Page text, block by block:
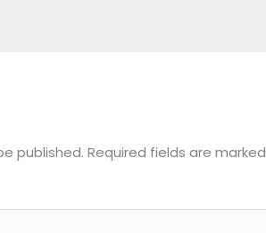
published. Required fields are marked